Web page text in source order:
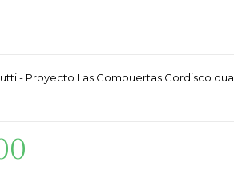
- Proyecto Las Compuertas Cordisco